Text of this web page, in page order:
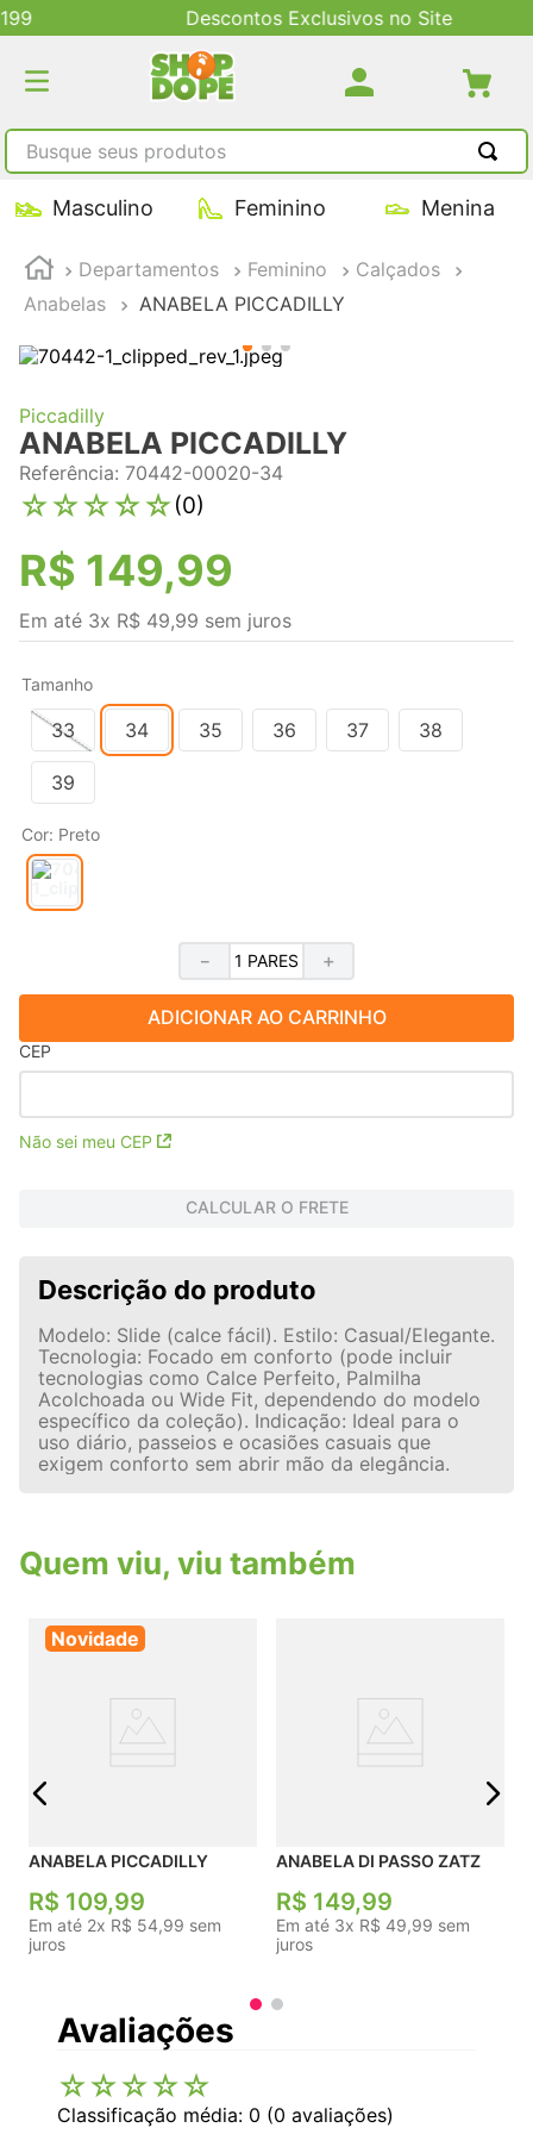
Descontos Exclusivos no Site
Busque seus produtos
Masculino Feminino Menina
Departamentos Feminino
Calçados
Anabelas
ANABELA PICCADILLY
Piccadilly
ANABELA PICCADILLY
Referência: 70442-00020-34
☆☆☆☆☆(0)
R$ 149,99
Em até 3x R$ 49,99 sem juros
Tamanho
33 34 35 36 37 38
39
Cor: Preto
＋
－
ADICIONAR AO CARRINHO
CEP
Não sei meu CEP
CALCULAR O FRETE
Descrição do produto
Modelo: Slide (calce fácil). Estilo: Casual/Elegante.
Tecnologia: Focado em conforto (pode incluir
tecnologias como Calce Perfeito, Palmilha
Acolchoada ou Wide Fit, dependendo do modelo
específico da coleção). Indicação: Ideal para o
uso diário, passeios e ocasiões casuais que
exigem conforto sem abrir mão da elegância.
Quem viu, viu também
Novidade
ANABELA PICCADILLY
R$ 109,99
Em até 2x R$ 54,99 sem
juros
ANABELA DI PASSO ZATZ
R$ 149,99
Em até 3x R$ 49,99 sem
juros
Avaliações
☆☆☆☆☆
Classificação média: 0 (0 avaliações)
TERMOS MAIS BUSCADOS
2
tenis feminino
4º
adidas